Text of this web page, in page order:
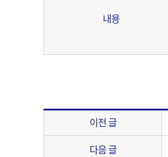
내용
이전 글
다음 글